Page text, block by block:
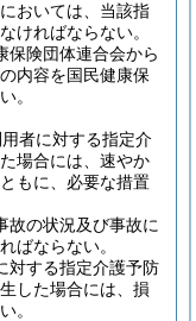
おいては、当該指
ければならない。
保険団体連合会から
内容を国民健康保
。
者に対する指定介
場合には、速やか
もに、必要な措置
故の状況及び事故に
ばならない。
対する指定介護予防
した場合には、損
。